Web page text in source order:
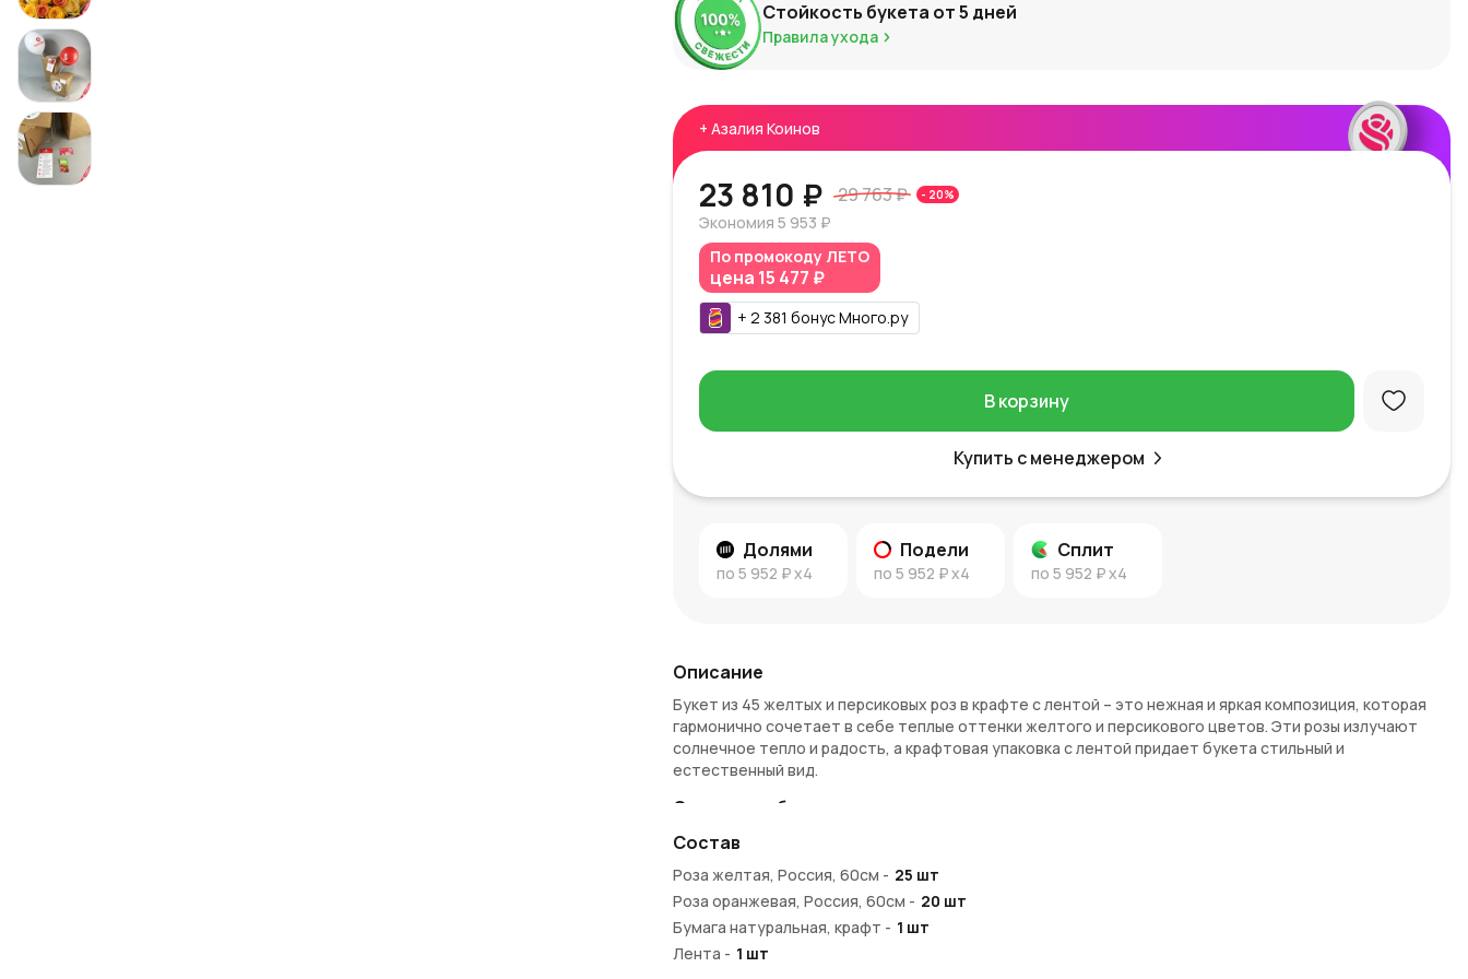
Стойкость букета от5 дней
Правила ухода
+ Азалия Коинов
23 810 ₽ 29 763 ₽ - 20%
Экономия 5 953 ₽
По промокоду ЛЕТО
цена 15 477 ₽
+ 2 381 бонусМного.ру
В корзину
Купить с менеджером
Долями
по 5 952 ₽x4
Подели
по 5 952 ₽x4
Сплит
по 5 952 ₽x4
Описание
Букет из 45 желтых и персиковых роз в крафте с лентой – это нежная и яркая композиция, которая
гармонично сочетает в себе теплые оттенки желтого и персикового цветов. Эти розы излучают
солнечное тепло и радость, а крафтовая упаковка с лентой придает букета стильный и
естественный вид.
Символика букета
Желтые розы символизируют дружбу, радость и счастье, а персиковые ассоциируются с
признанием, благодарностью и искренними чувствами. Такой букет станет отличным выбором для
выражения добрых пожеланий и светлых эмоций. Он подходит для подарков на любое событие, будь
то день рождения, благодарность или просто приятный сюрприз.
Преимущества букета
Состав
Роза желтая, Россия, 60см - 25 шт
Роза оранжевая, Россия, 60см - 20 шт
Бумага натуральная, крафт - 1 шт
Лента - 1 шт